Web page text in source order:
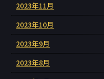
2023年11月
2023年10月
2023年9月
2023年8月